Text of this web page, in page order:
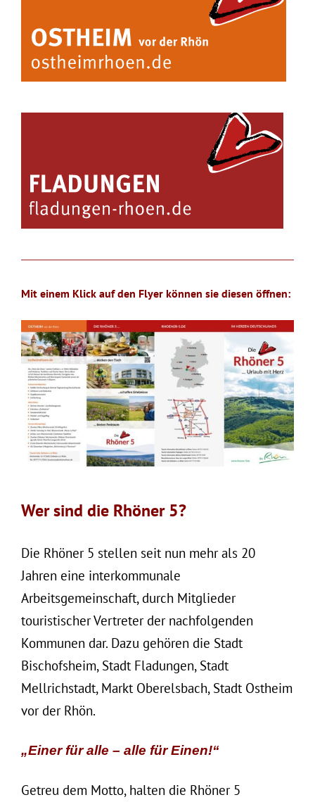
Mit einem Klick auf den Flyer können sie diesen öffnen:
Wer sind die Rhöner 5?
Die Rhöner 5 stellen seit nun mehr als 20
Jahren eine interkommunale
Arbeitsgemeinschaft, durch Mitglieder
touristischer Vertreter der nachfolgenden
Kommunen dar. Dazu gehören die Stadt
Bischofsheim, Stadt Fladungen, Stadt
Mellrichstadt, Markt Oberelsbach, Stadt Ostheim
vor der Rhön.
„Einer für alle – alle für Einen!“
Getreu dem Motto, halten die Rhöner 5